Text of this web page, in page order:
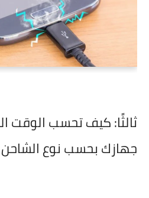
ثالثًا:كيفتحسب الوقت
جهازك بحسب نوع